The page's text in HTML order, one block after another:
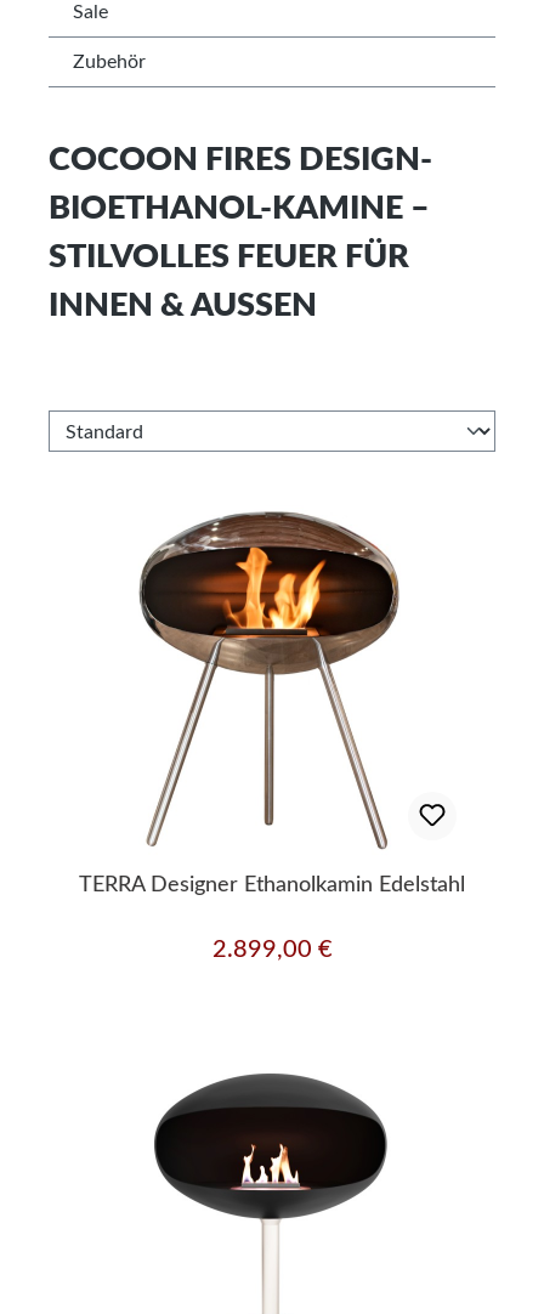
Sale
Zubehör
COCOON FIRES DESIGN-
BIOETHANOL-KAMINE –
STILVOLLES FEUER FÜR
INNEN & AUSSEN
TERRA Designer Ethanolkamin Edelstahl
Regulärer Preis:
2.899,00 €